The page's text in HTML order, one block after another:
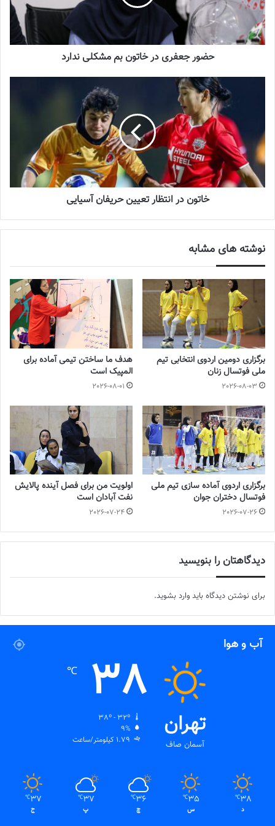
سرنوشت عجیب ستاره ایرانی در تورکال
2023-05-12
برگزاری اردوی انتخابی تیم ملی فوتسال
بانوان
2023-08-01
شایان ذکر است،تیم ملی فوتسال دختران نوجوانخود را برای حضور در
سومین دوره بازی‌های آسیایی جوانان که از ۲۷ مهر تا ۹ آبان سال جاری
به میزبانی بحرین برگزار می‌شود، آماده می‌کنند.
💻منبع:فدراسیون فوتبال📸عکس:فدراسیون فوتبال
با فوتبالز همراه شوید
فوتبالزرا در اینستاگرام دنبال کنید ◾️ footballs.women@
برچسب ها تیم ملی فوتسال فوتسال زنان
حضور جعفری در خاتون بم مشکلی ندارد
خاتون در انتظار تعیین حریفان آسیایی
نوشته های مشابه
برگزاری دومین اردوی انتخابی تیم
ملی فوتسال زنان
2026-08-03
هدف ما ساختن تیمی آماده برای
المپیک است
2026-08-01
برگزاری اردوی آماده سازی تیم ملی
فوتسال دختران جوان
2026-07-26
اولویت من برای فصل آینده پالایش
نفت آبادان است
2026-07-24
دیدگاهتان را بنویسید
برای نوشتن دیدگاه باید وارد بشوید.
آب و هوا
تهران
آسمان صاف
38
℃
9%
1.79 کیلومتر/ساعت
38
℃
د
35
℃
س
36
℃
چ
37
℃
پ
37
℃
ج